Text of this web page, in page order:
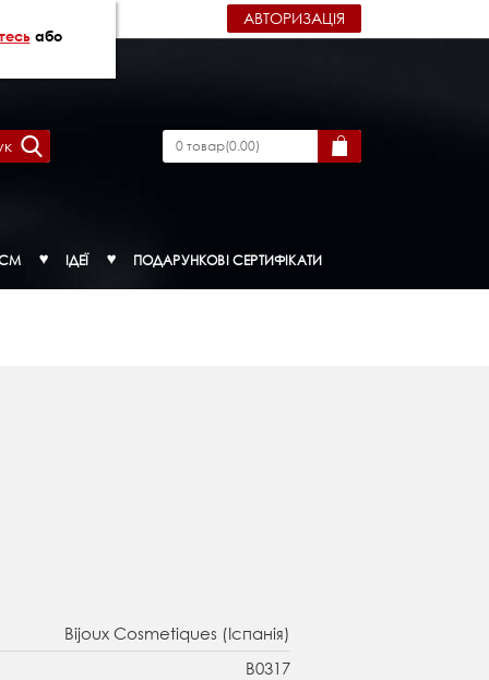
або
АВТОРИЗАЦІЯ
0товар(0.00)
ІДЕЇ ПОДАРУНКОВІ СЕРТИФІКАТИ
Bijoux Cosmetiques (Іспанія)
B0317